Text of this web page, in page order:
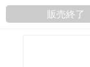
販売終了